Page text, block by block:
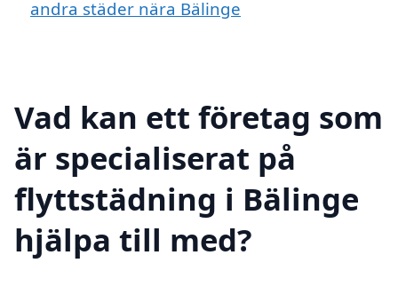
andra städer nära Bälinge
Vad kan ett företag som
är specialiserat på
flyttstädning i Bälinge
hjälpa till med?